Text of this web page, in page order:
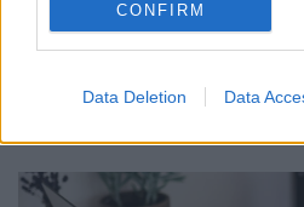
CONFIRM
Data Deletion Data
Elárulta Bóna Szabolcs,
a zöldségek és
A 2026-os aszály a
szorulhat.